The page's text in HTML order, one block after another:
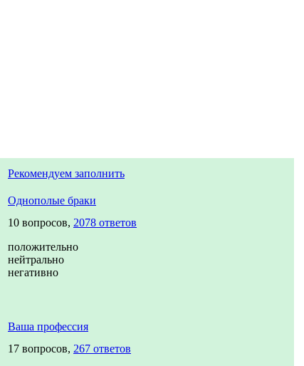
Рекомендуем заполнить
Однополые браки
10 вопросов, 2078 ответов
положительно
нейтрально
негативно
Ваша профессия
17 вопросов, 267 ответов